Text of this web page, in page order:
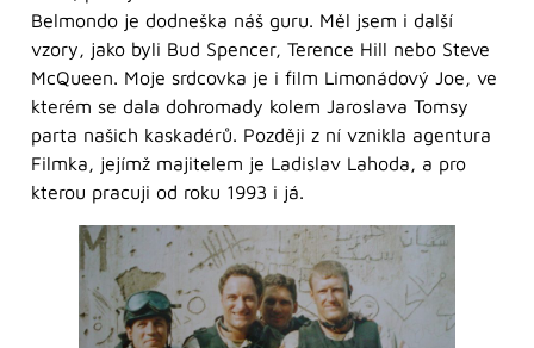
Belmondo je dodneška náš guru. Měl jsem i další
vzory, jako byli Bud Spencer, Terence Hill nebo Steve
McQueen. Moje srdcovka je i film Limonádový Joe, ve
kterém se dala dohromady kolem Jaroslava Tomsy
parta našich kaskadérů. Později z ní vznikla agentura
Filmka, jejímž majitelem je Ladislav Lahoda, a pro
kterou pracuji od roku 1993 i já.